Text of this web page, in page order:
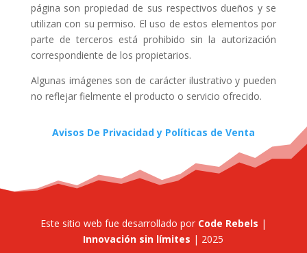
página son propiedad de sus respectivos dueños y se
utilizan con su permiso. El uso de estos elementos por
parte de terceros está prohibido sin la autorización
correspondiente de los propietarios.
Algunas imágenes son de carácter ilustrativo y pueden
no reflejar fielmente el producto o servicio ofrecido.
Avisos De Privacidad y Políticas de Venta
Este sitio web fue desarrollado porCode Rebels |
Innovación sin límites | 2025